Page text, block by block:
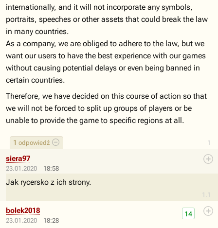
1
1 odpowiedź
internationally, and it will not incorporate any symbols,
portraits, speeches or other assets that could break the law
in many countries.
As a company, we are obliged to adhere to the law, but we
want our users to have the best experience with our games
without causing potential delays or even being banned in
certain countries.
Therefore, we have decided on this course of action so that
we will not be forced to split up groups of players or be
unable to provide the game to specific regions at all.
23.01.2020 18:58
1.1
siera97
Jak rycersko z ich strony.
23.01.2020 18:28
14
bolek2018